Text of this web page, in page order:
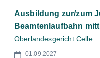
Ausbildung zur/zum
Beamtenlaufbahn
Oberlandesgericht Celle
01.09.2027